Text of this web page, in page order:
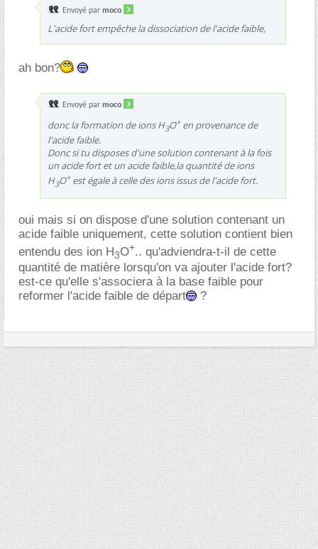
Envoyé par moco
L'acide fort empêche la dissociation de l'acide faible,
ah bon?
Envoyé par moco
donc la formation de ions H3O+en provenance de
l'acide faible.
Donc si tu disposes d'une solution contenant à la fois
un acide fort et un acide faible,la quantité de ions
H3O+est égale à celle des ions issus de l'acide fort.
oui mais si on dispose d'une solution contenant un
acide faible uniquement, cette solution contient bien
entendu des ion H3O+.. qu'adviendra-t-il de cette
quantité de matière lorsqu'on va ajouter l'acide fort?
est-ce qu'elle s'associera à la base faible pour
reformer l'acide faible de départ
?